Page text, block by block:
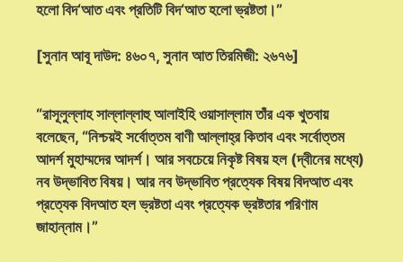
হলো বিদ‘আত এবং প্রতিটি বিদ‘আত হলো ভ্রষ্টতা।”
[সুনান আবূ দাউদ: ৪৬০৭, সুনান আত তিরমিজী: ২৬৭৬]
“রাসূলুল্লাহ সাল্লাল্লাহু আলাইহি ওয়াসাল্লাম তাঁর এক খুতবায়
বলেছেন, “নিশ্চয়ই সর্বোত্তম বাণী আল্লাহ্‌র কিতাব এবং সর্বোত্তম
আদর্শ মুহাম্মদের আদর্শ। আর সবচেয়ে নিকৃষ্ট বিষয় হল (দ্বীনের মধ্যে)
নব উদ্ভাবিত বিষয়। আর নব উদ্ভাবিত প্রত্যেক বিষয় বিদআত এবং
প্রত্যেক বিদআত হল ভ্রষ্টতা এবং প্রত্যেক ভ্রষ্টতার পরিণাম
জাহান্নাম।”